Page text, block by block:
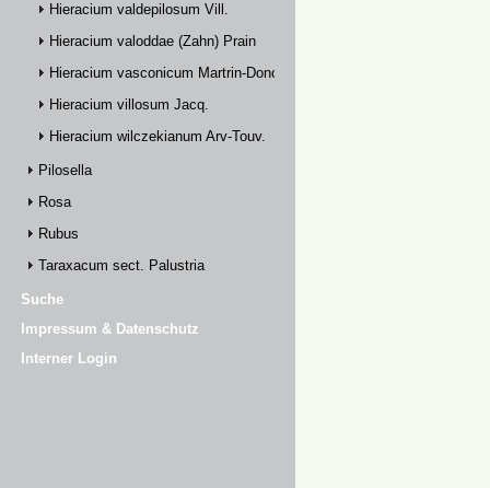
Hieracium valdepilosum Vill.
Hieracium valoddae (Zahn) Prain
Hieracium vasconicum Martrin-Donos
Hieracium villosum Jacq.
Hieracium wilczekianum Arv-Touv.
Pilosella
Rosa
Rubus
Taraxacum sect. Palustria
Suche
Impressum & Datenschutz
Interner Login